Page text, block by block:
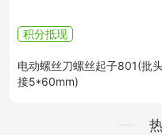
积分抵现
电动螺丝刀螺丝起子801(批
接5*60mm)